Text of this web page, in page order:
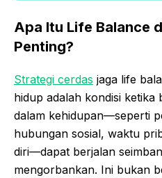
Apa Itu Life Balance
Penting?
Strategi cerdas jaga life
hidup adalah kondisi ketika
dalam kehidupan—seperti
hubungan sosial, waktu
diri—dapat berjalan
mengorbankan. Ini bukan